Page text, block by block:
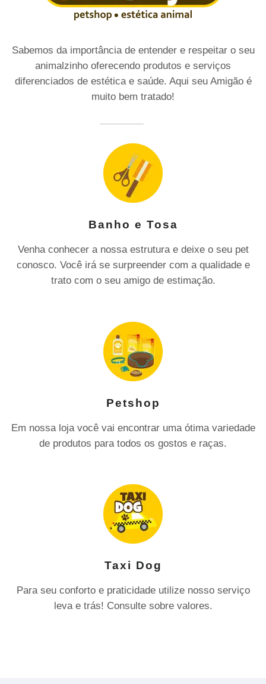
Sabemos da importância de entender e respeitar o seu
animalzinho oferecendo produtos e serviços
diferenciados de estética e saúde. Aqui seu Amigão é
muito bem tratado!
Banho e Tosa
Venha conhecer a nossa estrutura e deixe o seu pet
conosco. Você irá se surpreender com a qualidade e
trato com o seu amigo de estimação.
Petshop
Em nossa loja você vai encontrar uma ótima variedade
de produtos para todos os gostos e raças.
Taxi Dog
Para seu conforto e praticidade utilize nosso serviço
leva e trás! Consulte sobre valores.